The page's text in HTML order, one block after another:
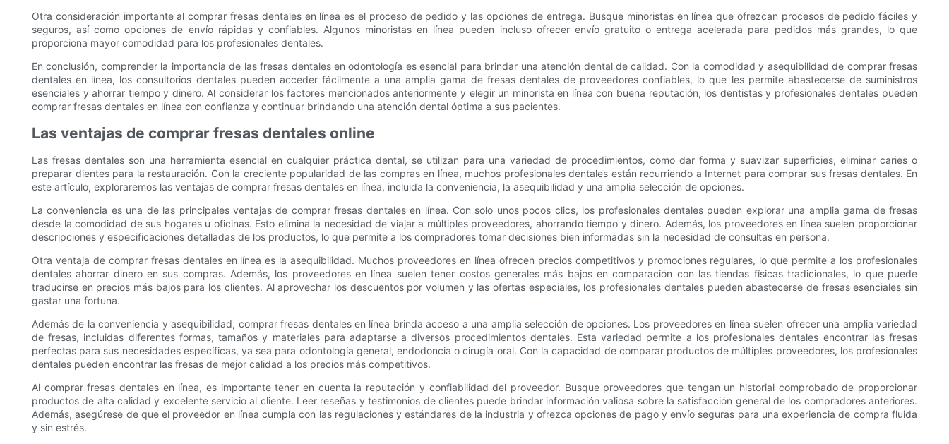
Otra consideración importante al comprar fresas dentales en línea es el proceso de pedido y las opciones de entrega. Busque minoristas en línea que ofrezcan procesos de pedido fáciles y
seguros, así como opciones de envío rápidas y confiables. Algunos minoristas en línea pueden incluso ofrecer envío gratuito o entrega acelerada para pedidos más grandes, lo que
proporciona mayor comodidad para los profesionales dentales.
En conclusión, comprender la importancia de las fresas dentales en odontología es esencial para brindar una atención dental de calidad. Con la comodidad y asequibilidad de comprar fresas
dentales en línea, los consultorios dentales pueden acceder fácilmente a una amplia gama de fresas dentales de proveedores confiables, lo que les permite abastecerse de suministros
esenciales y ahorrar tiempo y dinero. Al considerar los factores mencionados anteriormente y elegir un minorista en línea con buena reputación, los dentistas y profesionales dentales pueden
comprar fresas dentales en línea con confianza y continuar brindando una atención dental óptima a sus pacientes.
Las ventajas de comprar fresas dentales online
Las fresas dentales son una herramienta esencial en cualquier práctica dental, se utilizan para una variedad de procedimientos, como dar forma y suavizar superficies, eliminar caries o
preparar dientes para la restauración. Con la creciente popularidad de las compras en línea, muchos profesionales dentales están recurriendo a Internet para comprar sus fresas dentales. En
este artículo, exploraremos las ventajas de comprar fresas dentales en línea, incluida la conveniencia, la asequibilidad y una amplia selección de opciones.
La conveniencia es una de las principales ventajas de comprar fresas dentales en línea. Con solo unos pocos clics, los profesionales dentales pueden explorar una amplia gama de fresas
desde la comodidad de sus hogares u oficinas. Esto elimina la necesidad de viajar a múltiples proveedores, ahorrando tiempo y dinero. Además, los proveedores en línea suelen proporcionar
descripciones y especificaciones detalladas de los productos, lo que permite a los compradores tomar decisiones bien informadas sin la necesidad de consultas en persona.
Otra ventaja de comprar fresas dentales en línea es la asequibilidad. Muchos proveedores en línea ofrecen precios competitivos y promociones regulares, lo que permite a los profesionales
dentales ahorrar dinero en sus compras. Además, los proveedores en línea suelen tener costos generales más bajos en comparación con las tiendas físicas tradicionales, lo que puede
traducirse en precios más bajos para los clientes. Al aprovechar los descuentos por volumen y las ofertas especiales, los profesionales dentales pueden abastecerse de fresas esenciales sin
gastar una fortuna.
Además de la conveniencia y asequibilidad, comprar fresas dentales en línea brinda acceso a una amplia selección de opciones. Los proveedores en línea suelen ofrecer una amplia variedad
de fresas, incluidas diferentes formas, tamaños y materiales para adaptarse a diversos procedimientos dentales. Esta variedad permite a los profesionales dentales encontrar las fresas
perfectas para sus necesidades específicas, ya sea para odontología general, endodoncia o cirugía oral. Con la capacidad de comparar productos de múltiples proveedores, los profesionales
dentales pueden encontrar las fresas de mejor calidad a los precios más competitivos.
Al comprar fresas dentales en línea, es importante tener en cuenta la reputación y confiabilidad del proveedor. Busque proveedores que tengan un historial comprobado de proporcionar
productos de alta calidad y excelente servicio al cliente. Leer reseñas y testimonios de clientes puede brindar información valiosa sobre la satisfacción general de los compradores anteriores.
Además, asegúrese de que el proveedor en línea cumpla con las regulaciones y estándares de la industria y ofrezca opciones de pago y envío seguras para una experiencia de compra fluida
y sin estrés.